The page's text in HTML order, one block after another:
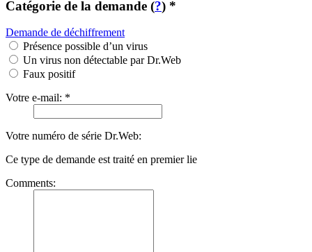
Catégorie de la demande (?) *
Demande de déchiffrement
Présence possible d’un virus
Un virus non détectable par Dr.Web
Faux positif
Votre e-mail: *
Votre numéro de série Dr.Web:
Ce type de demande est traité en premier lie
Comments: